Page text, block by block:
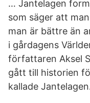
… Jantelagen
som säger att
man är bättre än
i gårdagens
författaren Aksel
gått till historien
kallade